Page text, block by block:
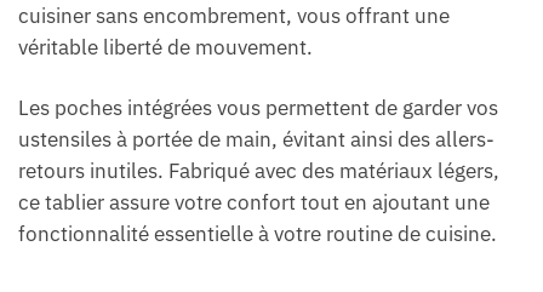
cuisiner sans encombrement, vous offrant une
véritable liberté de mouvement.
Les poches intégrées vous permettent de garder vos
ustensiles à portée de main, évitant ainsi des allers-
retours inutiles. Fabriqué avec des matériaux légers,
ce tablier assure votre confort tout en ajoutant une
fonctionnalité essentielle à votre routine de cuisine.